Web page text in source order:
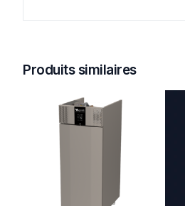
Produits similaires